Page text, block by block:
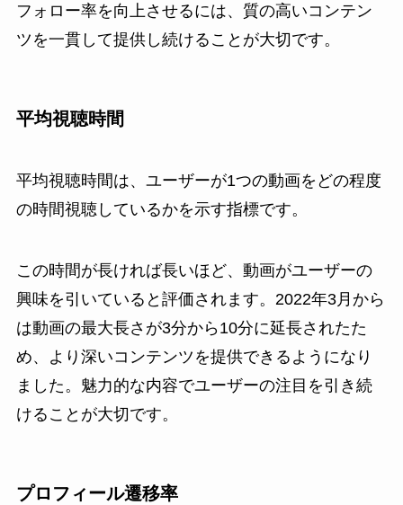
フォロー率を向上させるには、質の高いコンテン
ツを一貫して提供し続けることが大切です。
平均視聴時間
平均視聴時間は、ユーザーが1つの動画をどの程度
の時間視聴しているかを示す指標です。
この時間が長ければ長いほど、動画がユーザーの
興味を引いていると評価されます。2022年3月から
は動画の最大長さが3分から10分に延長されたた
め、より深いコンテンツを提供できるようになり
ました。魅力的な内容でユーザーの注目を引き続
けることが大切です。
プロフィール遷移率